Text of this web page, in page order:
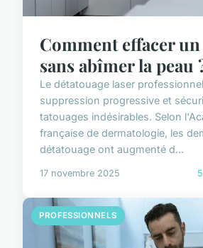
Comment effacer
sans abîmer la peau
Le détatouage laser
suppression progressive et
tatouages indésirables. Selon
française de dermatologie, les
détatouage ont augmenté d...
17 novembre 2025
PROFESSIONNELS